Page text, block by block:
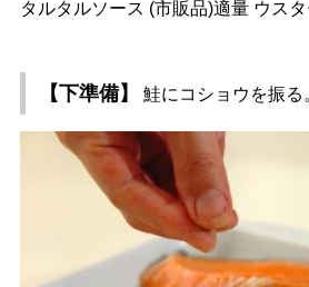
タルタルソース (市販品)適量 ウス
【下準備】 鮭にコショウを振る